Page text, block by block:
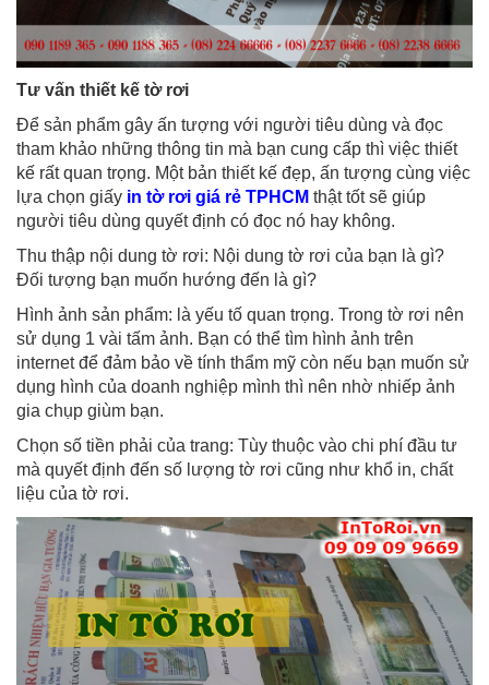
Tư vấn thiết kế tờ rơi
Để sản phẩm gây ấn tượng với người tiêu dùng và đọc
tham khảo những thông tin mà bạn cung cấp thì việc thiết
kế rất quan trọng. Một bản thiết kế đẹp, ấn tượng cùng việc
lựa chọn giấy in tờ rơi giá rẻ TPHCM thật tốt sẽ giúp
người tiêu dùng quyết định có đọc nó hay không.
Thu thập nội dung tờ rơi: Nội dung tờ rơi của bạn là gì?
Đối tượng bạn muốn hướng đến là gì?
Hình ảnh sản phẩm: là yếu tố quan trọng. Trong tờ rơi nên
sử dụng 1 vài tấm ảnh. Bạn có thể tìm hình ảnh trên
internet để đảm bảo về tính thẩm mỹ còn nếu bạn muốn sử
dụng hình của doanh nghiệp mình thì nên nhờ nhiếp ảnh
gia chụp giùm bạn.
Chọn số tiền phải của trang: Tùy thuộc vào chi phí đầu tư
mà quyết định đến số lượng tờ rơi cũng như khổ in, chất
liệu của tờ rơi.